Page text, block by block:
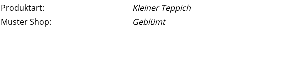
Produktart:
Kleiner Teppich
Muster Shop:
Geblümt